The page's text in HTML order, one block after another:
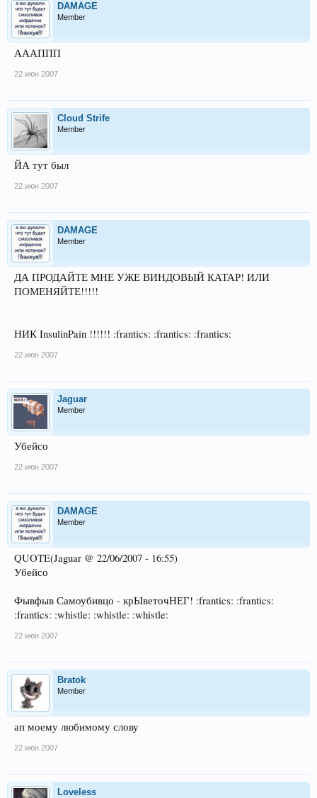
DAMAGE
Member
АААППП
22 июн 2007
Cloud Strife
Member
ЙА тут был
22 июн 2007
DAMAGE
Member
ДА ПРОДАЙТЕ МНЕ УЖЕ ВИНДОВЫЙ КАТАР! ИЛИ
ПОМЕНЯЙТЕ!!!!!
НИК InsulinPain !!!!!! :frantics: :frantics: :frantics:
22 июн 2007
Jaguar
Member
Убейсо
22 июн 2007
DAMAGE
Member
QUOTE(Jaguar @ 22/06/2007 - 16:55)
Убейсо
Фывфыв Самоубивцо - крЫветочНЕГ! :frantics: :frantics:
:frantics: :whistle: :whistle: :whistle:
22 июн 2007
Bratok
Member
ап моему любимому слову
22 июн 2007
Loveless